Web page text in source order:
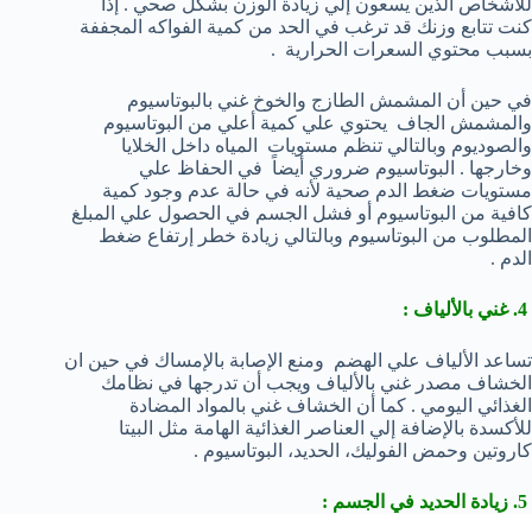
للأشخاص الذين يسعون إلي زيادة الوزن بشكل صحي . إذا
كنت تتابع وزنك قد ترغب في الحد من كمية الفواكه المجففة
بسبب محتوي السعرات الحرارية .
في حين أن المشمش الطازج والخوخ غني بالبوتاسيوم
والمشمش الجاف يحتوي علي كمية أعلي من البوتاسيوم
والصوديوم وبالتالي تنظم مستويات المياه داخل الخلايا
وخارجها . البوتاسيوم ضروري أيضاً في الحفاظ علي
مستويات ضغط الدم صحية لأنه في حالة عدم وجود كمية
كافية من البوتاسيوم أو فشل الجسم في الحصول علي المبلغ
المطلوب من البوتاسيوم وبالتالي زيادة خطر إرتفاع ضغط
الدم .
تساعد الألياف علي الهضم ومنع الإصابة بالإمساك في حين ان
الخشاف مصدر غني بالألياف ويجب أن تدرجها في نظامك
الغذائي اليومي . كما أن الخشاف غني بالمواد المضادة
للأكسدة بالإضافة إلي العناصر الغذائية الهامة مثل البيتا
كاروتين وحمض الفوليك، الحديد، البوتاسيوم .